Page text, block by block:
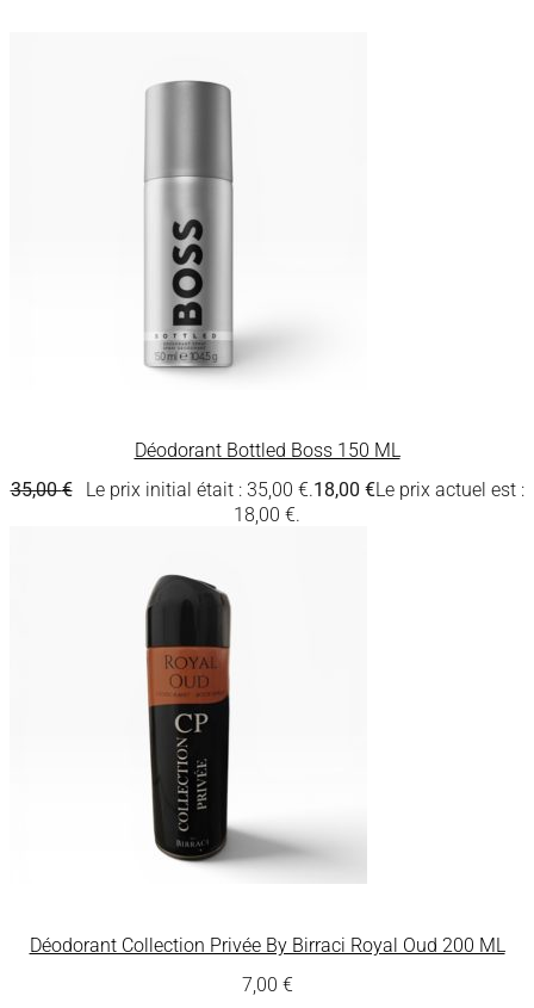
Déodorant Bottled Boss 150 ML
35,00€ Le prix initial était : 35,00 €.18,00 €Le prix actuel est :
18,00 €.
Déodorant Collection Privée By Birraci Royal Oud 200 ML
7,00 €